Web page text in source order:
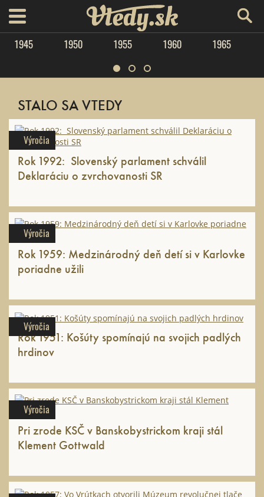
menu Vtedy.sk
1945 1950 1955 1960 1965
STALO SA VTEDY
Výročia
Rok 1992: Slovenský parlament schválil
Deklaráciu o zvrchovanosti SR
Výročia
Rok 1959: Medzinárodný deň detí si v Karlovke
poriadne užili
Výročia
Rok 1951: Košúty spomínajú na svojich padlých
hrdinov
Výročia
Pri zrode KSČ v Banskobystrickom kraji stál
Klement Gottwald